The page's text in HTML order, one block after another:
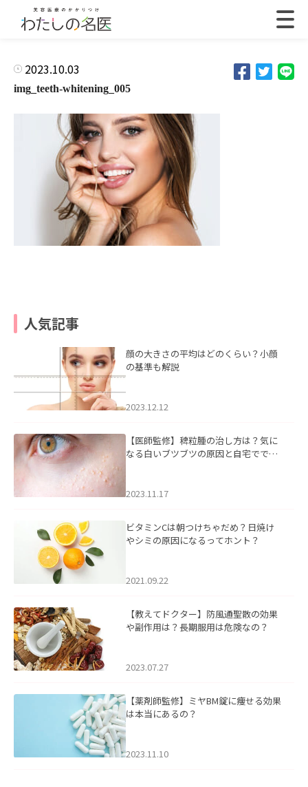
2023.10.03
img_teeth-whitening_005
人気記事
顔の大きさの平均はどのくらい？小顔
の基準も解説
2023.12.12
【医師監修】稗粒腫の治し方は？気に
なる白いブツブツの原因と自宅ででき
2023.11.17
ビタミンCは朝つけちゃだめ？日焼け
やシミの原因になるってホント？
2021.09.22
【教えてドクター】防風通聖散の効果
や副作用は？長期服用は危険なの？
2023.07.27
【薬剤師監修】ミヤBM錠に痩せる効果
は本当にあるの？
2023.11.10